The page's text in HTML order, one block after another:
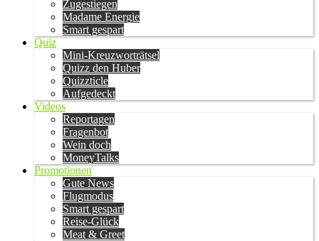
Zugestiegen
Madame Energie
Smart gespart
Quiz
Mini-Kreuzworträtsel
Quizz den Huber
Quizzticle
Aufgedeckt
Videos
Reportagen
Fragenbot
Wein doch
MoneyTalks
Promotionen
Gute News
Flugmodus
Smart gespart
Reise-Glück
Meat & Greet